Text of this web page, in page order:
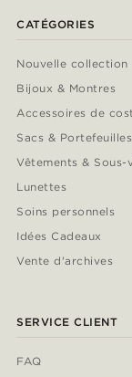
CATÉGORIES
Nouvelle collection
Bijoux & Montres
Accessoires de
Sacs & Portefeuilles
Vêtements & Sous-
Lunettes
Soins personnels
Idées Cadeaux
Vente d'archives
SERVICE CLIENT
FAQ